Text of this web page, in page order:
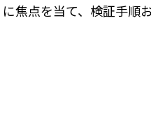
焦点を当て、検証手順